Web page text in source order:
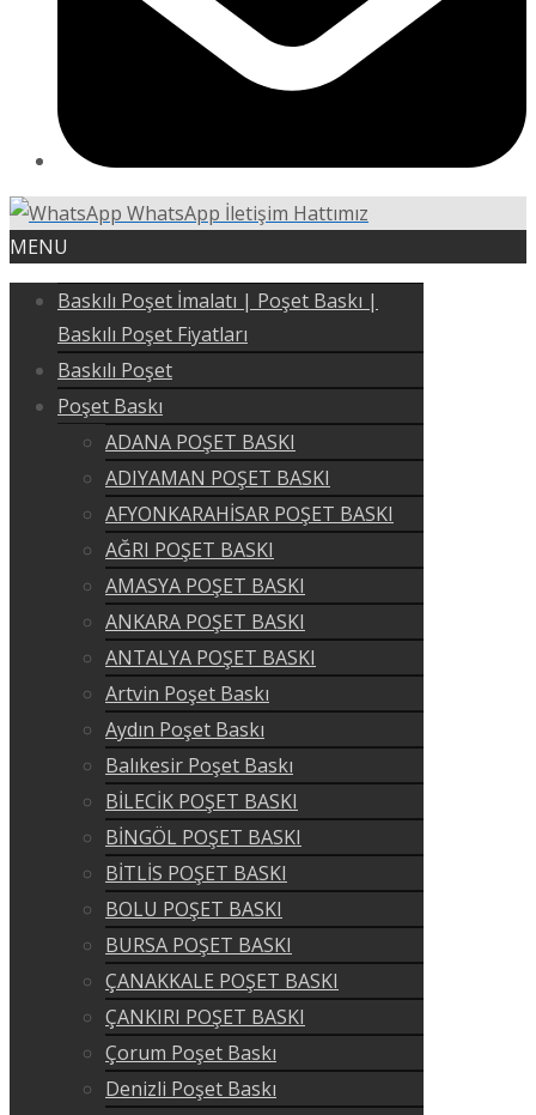
WhatsApp İletişim Hattımız
MENU
Baskılı Poşet İmalatı | Poşet Baskı |
Baskılı Poşet Fiyatları
Baskılı Poşet
Poşet Baskı
ADANA POŞET BASKI
ADIYAMAN POŞET BASKI
AFYONKARAHİSAR POŞET BASKI
AĞRI POŞET BASKI
AMASYA POŞET BASKI
ANKARA POŞET BASKI
ANTALYA POŞET BASKI
Artvin Poşet Baskı
Aydın Poşet Baskı
Balıkesir Poşet Baskı
BİLECİK POŞET BASKI
BİNGÖL POŞET BASKI
BİTLİS POŞET BASKI
BOLU POŞET BASKI
BURSA POŞET BASKI
ÇANAKKALE POŞET BASKI
ÇANKIRI POŞET BASKI
Çorum Poşet Baskı
Denizli Poşet Baskı